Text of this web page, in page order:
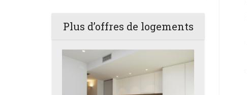
Plus d’offres de logements